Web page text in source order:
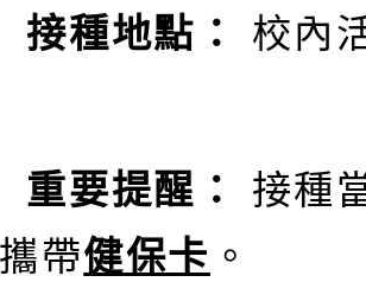
接種地點：
校內
重要提醒：
接種
帶健保卡 。